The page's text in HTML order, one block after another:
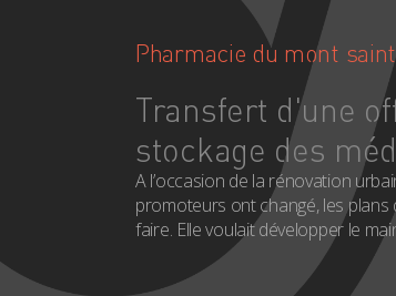
Pharmacie du mont
Transfert d'une
stockage des
A l’occasion de la rénovation
promoteurs ont changé, les plans
faire. Elle voulait développer le